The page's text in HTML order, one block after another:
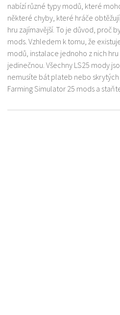
nabízí různé typy modů, které
některé chyby, které hráče
hru zajímavější. To je důvod, proč
mods. Vzhledem k tomu, že
modů, instalace jednoho z nich
jedinečnou. Všechny LS25 mody
nemusíte bát plateb nebo skrytých
Farming Simulator 25 mods a